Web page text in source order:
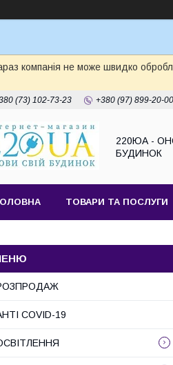
компанія не може швидко
(73) 102-73-23 +380 (97) 899-20-00
220ЮА -
БУДИНОК
ТОВАРИ ТА ПОСЛУГИ
COVID-19